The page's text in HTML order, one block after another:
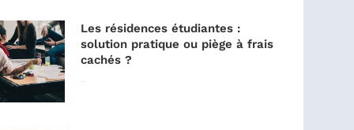
Les résidences étudiantes :
solution pratique ou piège à frais
cachés ?